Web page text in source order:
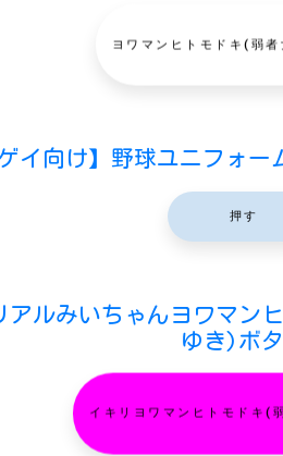
ヨワマンヒトモドキ(弱
イ向け】野球ユニフォー
押す
アルみいちゃんヨワマン
ゆき)ボ
イキリヨワマンヒトモドキ(